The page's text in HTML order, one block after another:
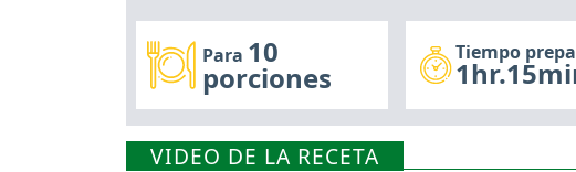
Para 10
porciones
Tiempo
VIDEO DE LA RECETA